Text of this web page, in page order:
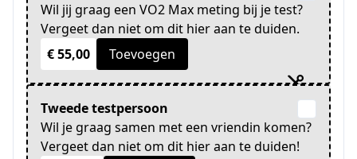
Wil jij graag een VO2 Max meting bij je test?
Vergeet dan niet om dit hier aan te duiden.
€ 55,00
Toevoegen
Tweede testpersoon
Wil je graag samen met een vriendin komen?
Vergeet dan niet om dit hier aan te duiden!